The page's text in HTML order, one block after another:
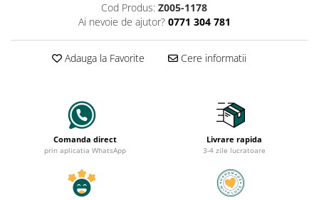
Cod Produs: Z005-1178
Ai nevoie de ajutor? 0771 304 781
Adauga la Favorite Cere informatii
Comanda direct
prin aplicatia WhatsApp
Livrare rapida
3-4 zile lucratoare